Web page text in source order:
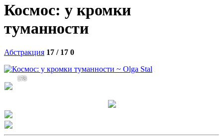
Космос: у кромки
туманности
Абстракция 17 / 17 0
178